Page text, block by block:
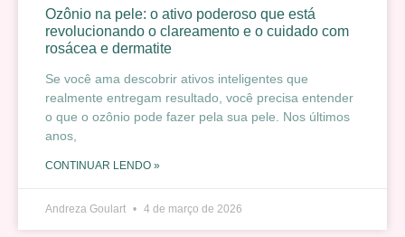
Ozônio na pele: o ativo poderoso que está
revolucionando o clareamento e o cuidado com
rosácea e dermatite
Se você ama descobrir ativos inteligentes que
realmente entregam resultado, você precisa entender
o que o ozônio pode fazer pela sua pele. Nos últimos
anos,
CONTINUAR LENDO »
Andreza Goulart 4 de março de 2026